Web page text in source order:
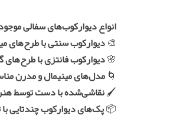
انواع دیوارکوب‌های سفالی
🎨دیوارکوب سنتی با طرح‌های
🌸دیوارکوب فانتزی با
🌀مدل‌های مینیمال و مدرن
🖌️نقاشی‌شده با دست توسط
📦پک‌های دیوارکوب چندتایی